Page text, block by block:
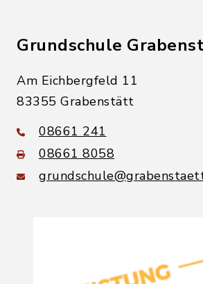
Grundschule
Am Eichbergfeld 11
83355 Grabenstätt
08661 241
08661 8058